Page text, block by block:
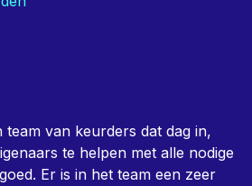
team van keurders dat dag in,
te helpen met alle nodige
Er is in het team een zeer